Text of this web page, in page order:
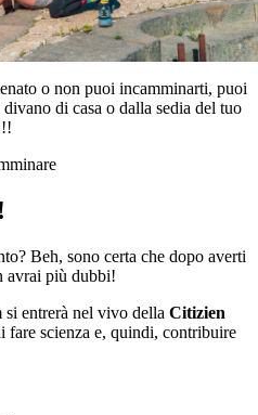
o non puoi incamminarti, puoi
di casa o dalla sedia del tuo
Beh, sono certa che dopo averti
avrai più dubbi!
si entrerà nel vivo della Citizien
fare scienza e, quindi, contribuire